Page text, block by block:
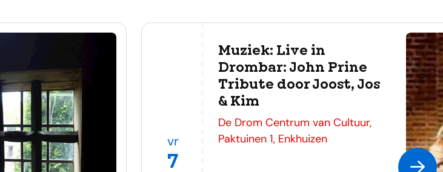
vr
7
Muziek: Live in
Drombar: John Prine
Tribute door Joost, Jos
& Kim
adres
De Drom Centrum van Cultuur,
Paktuinen 1, Enkhuizen